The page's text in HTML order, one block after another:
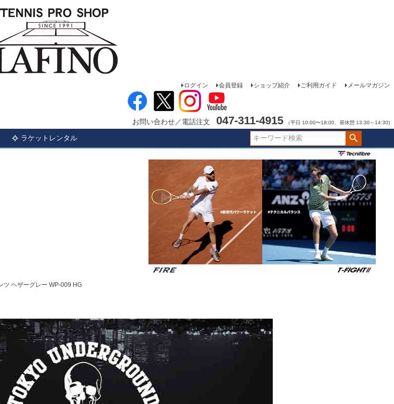
ログイン 会員登録 ショップ紹介 ご利用ガイド メールマガジン
お問い合わせ／電話注文 047-311-4915 （平日 10:00〜18:00、昼休憩 13:30～14:30)
ラケットレンタル
ツ ヘザーグレー WP-009 HG